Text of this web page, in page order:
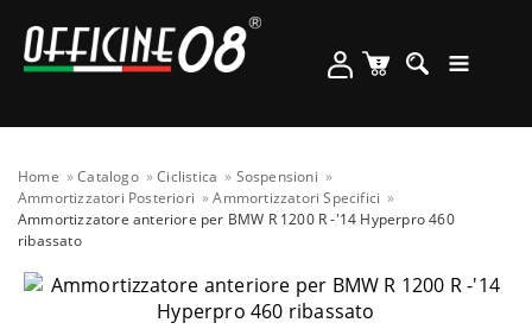
Home Catalogo Ciclistica
Sospensioni
Ammortizzatori Posteriori
Ammortizzatori Specifici
Ammortizzatore anteriore per BMW R 1200 R -'14 Hyperpro 460
ribassato